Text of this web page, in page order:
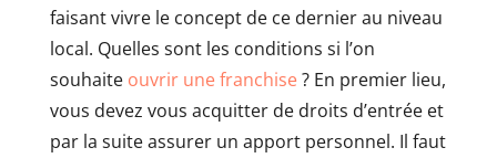
faisant vivre le concept de ce dernier au niveau
local. Quelles sont les conditions si l’on
souhaite ouvrir une franchise? En premier lieu,
vous devez vous acquitter de droits d’entrée et
par la suite assurer un apport personnel. Il faut